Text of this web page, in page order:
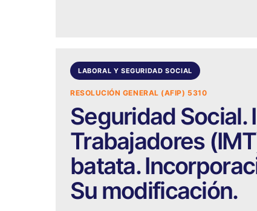
LABORAL Y SEGURIDAD SOCIAL
RESOLUCIÓN GENERAL (AFIP) 5310
Seguridad Social.
Trabajadores
batata.
Su modificación.